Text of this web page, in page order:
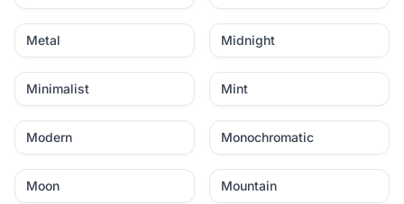
Metal Midnight
Minimalist Mint
Modern Monochromatic
Moon Mountain